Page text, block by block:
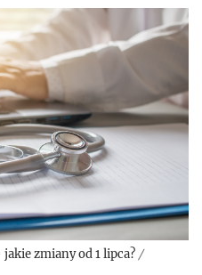
zmiany od 1 lipca? /